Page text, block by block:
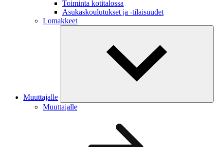
Toiminta kotitalossa
Asukaskoulutukset ja -tilaisuudet
Lomakkeet
Muuttajalle
Muuttajalle